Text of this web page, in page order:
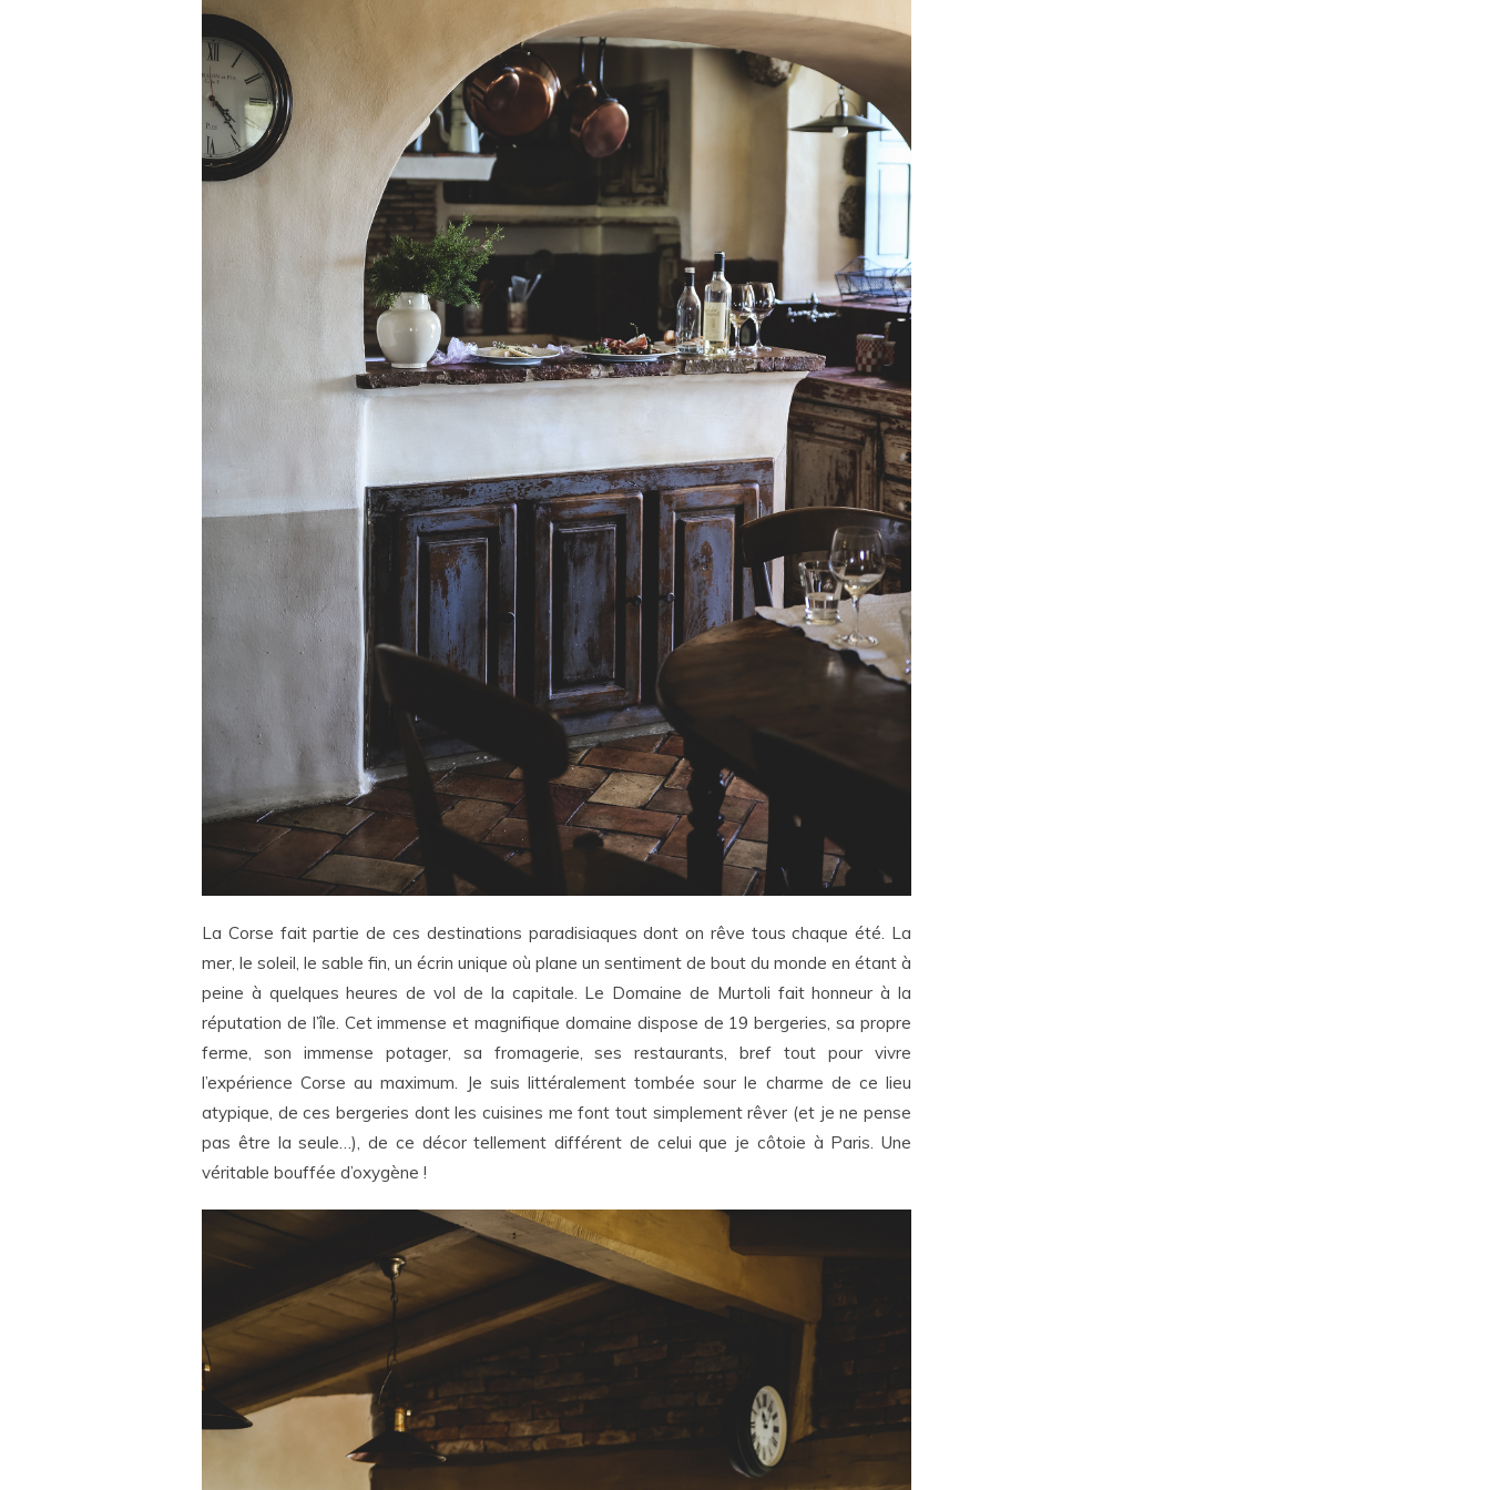
La Corse fait partie de ces destinations paradisiaques dont on rêve tous chaque été. La
mer, le soleil, le sable fin, un écrin unique où plane un sentiment de bout du monde en étant à
peine à quelques heures de vol de la capitale. Le Domaine de Murtoli fait honneur à la
réputation de l’île. Cet immense et magnifique domaine dispose de 19 bergeries, sa propre
ferme, son immense potager, sa fromagerie, ses restaurants, bref tout pour vivre
l’expérience Corse au maximum. Je suis littéralement tombée sour le charme de ce lieu
atypique, de ces bergeries dont les cuisines me font tout simplement rêver (et je ne pense
pas être la seule…), de ce décor tellement différent de celui que je côtoie à Paris. Une
véritable bouffée d’oxygène !